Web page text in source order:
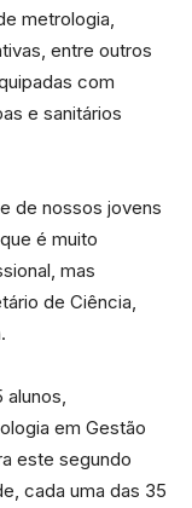
metrologia,
entre outros
com
e sanitários
de nossos jovens
é muito
mas
de Ciência,
alunos,
em Gestão
este segundo
cada uma das 35